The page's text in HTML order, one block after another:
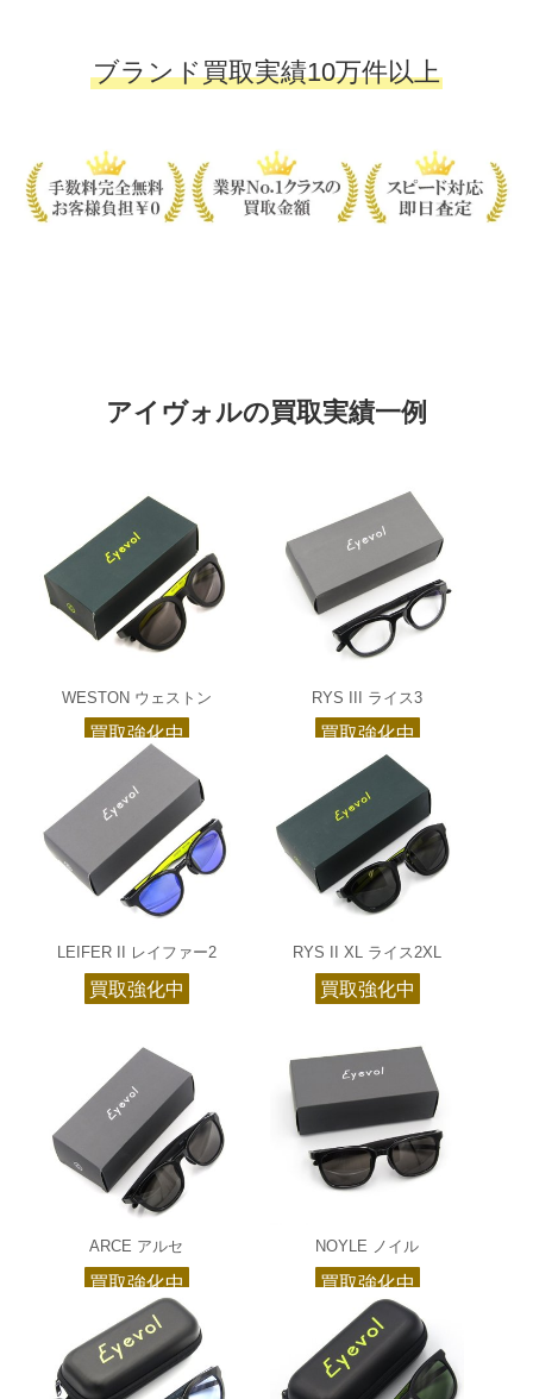
ブランド買取実績10万件以上
アイヴォルの買取実績一例
WESTON ウェストン
買取強化中
RYS III ライス3
買取強化中
LEIFER II レイファー2
買取強化中
RYS II XL ライス2XL
買取強化中
ARCE アルセ
買取強化中
NOYLE ノイル
買取強化中